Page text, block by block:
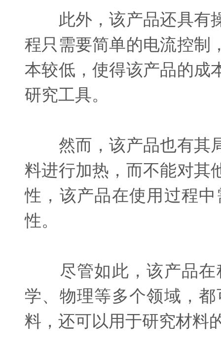
此外，该产品还具有操
程只需要简单的电流控制
本较低，使得该产品的成
研究工具。
然而，该产品也有其局
料进行加热，而不能对其
性，该产品在使用过程
性。
尽管如此，该产品在
学、物理等多个领域，
料，还可以用于研究材料